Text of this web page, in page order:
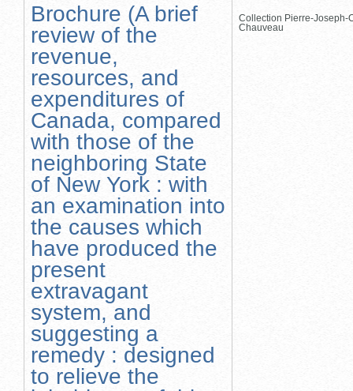
Brochure (A brief
review of the
revenue,
resources, and
expenditures of
Canada, compared
with those of the
neighboring State
of New York : with
an examination into
the causes which
have produced the
present
extravagant
system, and
suggesting a
remedy : designed
to relieve the
Collection Pierre-Joseph-
Chauveau